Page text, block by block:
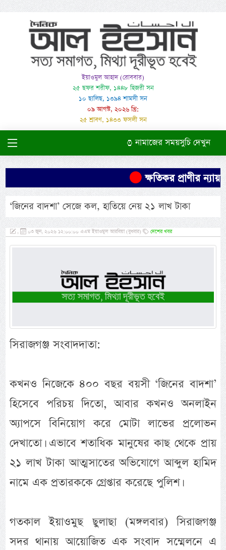
ইয়াওমুল আহাদ (রোববার)
২৫ ছফর শরীফ, ১৪৪৮ হিজরী সন
১০ ছালিছ, ১৩৯৪ শামসী সন
০৯ আগস্ট, ২০২৬ খ্রি:
২৫ শ্রাবণ, ১৪৩৩ ফসলী সন
নামাজের সময়সুচি দেখুন
ক্ষতিকর প্রাণীর
‘জিনের বাদশা’ সেজে কল, হাতিয়ে নেয় ২১ লাখ টাকা
, ০৩ জুন, ২০২৬ ১২:০০:০০ এএম ইয়াওমুল আরবিয়া (বুধবার) দেশের খবর
সিরাজগঞ্জ সংবাদদাতা:
কখনও নিজেকে ৪০০ বছর বয়সী ‘জিনের বাদশা’
হিসেবে পরিচয় দিতো, আবার কখনও অনলাইন
অ্যাপসে বিনিয়োগ করে মোটা লাভের প্রলোভন
দেখাতো। এভাবে শতাধিক মানুষের কাছ থেকে প্রায়
২১ লাখ টাকা আত্মসাতের অভিযোগে আব্দুল হামিদ
নামে এক প্রতারককে গ্রেপ্তার করেছে পুলিশ।
গতকাল ইয়াওমুছ ছুলাছা (মঙ্গলবার) সিরাজগঞ্জ
সদর থানায় আয়োজিত এক সংবাদ সম্মেলনে এ